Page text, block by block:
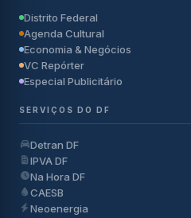
Distrito Federal
Agenda Cultural
Economia & Negócios
VC Repórter
Especial Publicitário
SERVIÇOS DO DF
Detran DF
IPVA DF
Na Hora DF
CAESB
Neoenergia